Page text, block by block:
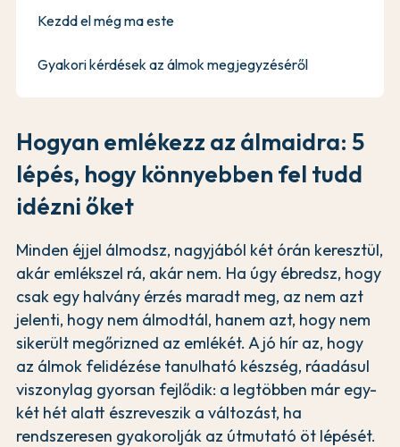
Hogyan emlékezz az álmaidra: 5
lépés, hogy könnyebben fel tudd
idézni őket
Minden éjjel álmodsz, nagyjából két órán keresztül,
akár emlékszel rá, akár nem. Ha úgy ébredsz, hogy
csak egy halvány érzés maradt meg, az nem azt
jelenti, hogy nem álmodtál, hanem azt, hogy nem
sikerült megőrizned az emlékét. A jó hír az, hogy
az álmok felidézése tanulható készség, ráadásul
viszonylag gyorsan fejlődik: a legtöbben már egy-
két hét alatt észreveszik a változást, ha
rendszeresen gyakorolják az útmutató öt lépését.
Kezdd el még ma este
Gyakori kérdések az álmok megjegyzéséről